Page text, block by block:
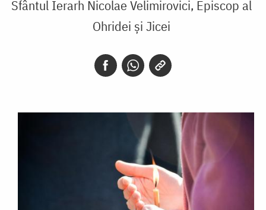
Sfântul Ierarh Nicolae Velimirovici, Episcop al
Ohridei și Jicei